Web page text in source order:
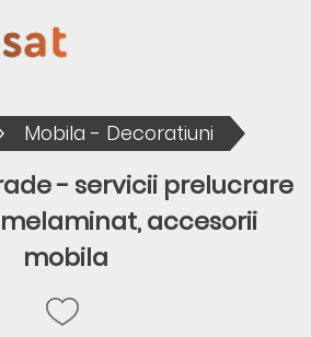
Mobila - Decoratiuni
- servicii prelucrare
melaminat, accesorii
mobila